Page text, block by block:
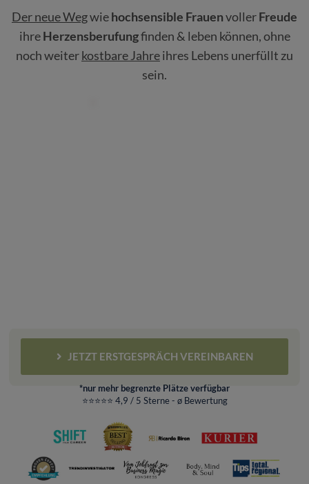
Der neue Wegwiehochsensible FrauenvollerFreude
ihreHerzensberufungfinden & leben können, ohne
noch weiterkostbare Jahreihres Lebens unerfüllt zu
sein.
JETZT ERSTGESPRÄCH VEREINBAREN
*nur mehr begrenzte Plätze verfügbar
⭐⭐⭐⭐⭐ 4,9 / 5 Sterne - ø Bewertung